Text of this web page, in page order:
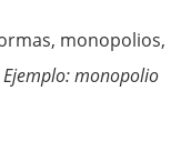
monopolios,
Ejemplo: monopolio